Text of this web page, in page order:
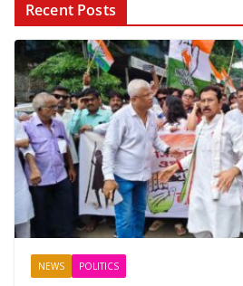
Recent Posts
NEWS POLITICS